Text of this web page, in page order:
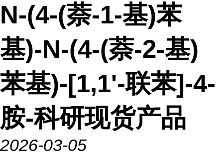
N-(4-(萘-1-基)苯
基)-N-(4-(萘-2-基)
苯基)-[1,1'-联苯]-4-
胺-科研现货产品
2026-03-05